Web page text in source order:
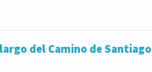
del Camino de Santiago